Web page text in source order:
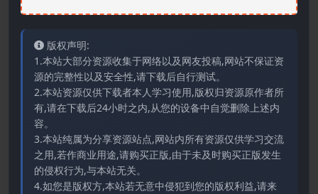
版权声明:
1.本站大部分资源收集于网络以及网友投稿,网站不保证资
源的完整性以及安全性,请下载后自行测试。
2.本站资源仅供下载者本人学习使用,版权归资源原作者所
有,请在下载后24小时之内,从您的设备中自觉删除上述内
容。
3.本站纯属为分享资源站点,网站内所有资源仅供学习交流
之用,若作商业用途,请购买正版,由于未及时购买正版发生
的侵权行为,与本站无关。
4.如您是版权方,本站若无意中侵犯到您的版权利益,请来